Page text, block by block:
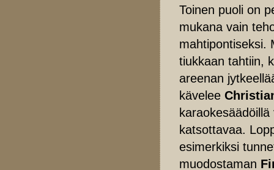
Toinen puoli on
mukana vain
mahtipontiseksi.
tiukkaan tahtiin,
areenan
kävelee
katsottavaa.
esimerkiksi
muodostaman